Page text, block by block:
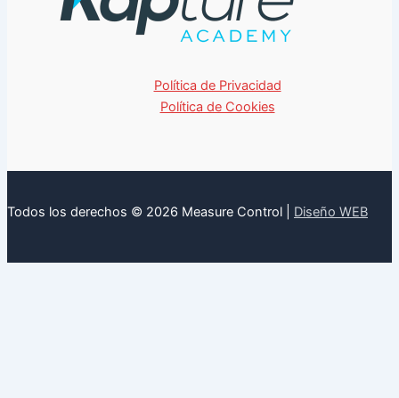
Política de Privacidad
Política de Cookies
Todos los derechos © 2026 Measure Control | Diseño WEB